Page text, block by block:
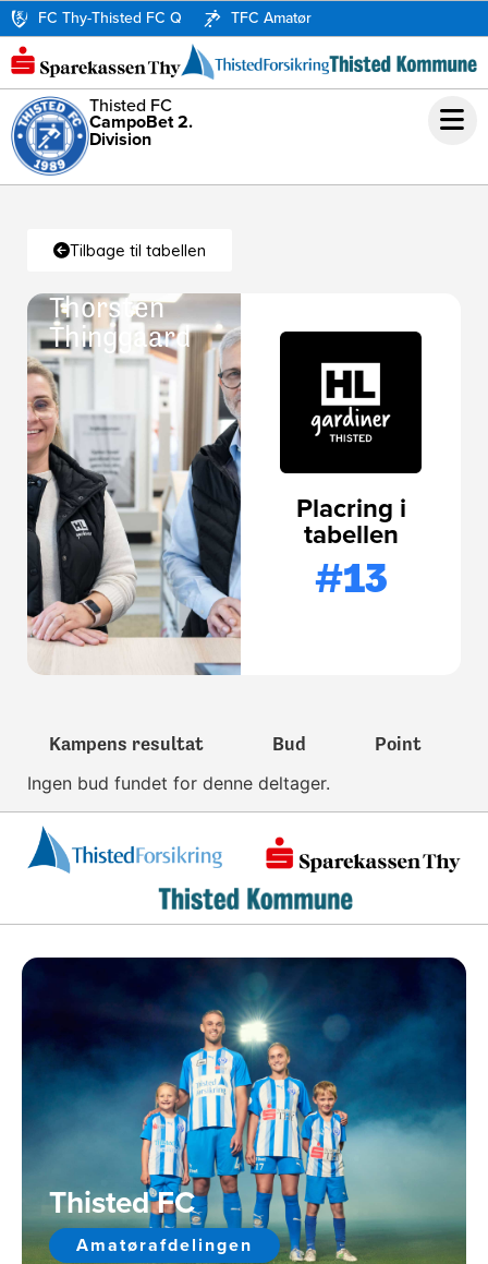
FC Thy-Thisted FC Q TFC Amatør
Thisted FC
CampoBet 2.
Division
Tilbage til tabellen
Thorsten
Thinggaard
Placring i
tabellen
#13
Kampens resultat Bud
Point
Ingen bud fundet for denne deltager.
Thisted FC
Amatørafdelingen